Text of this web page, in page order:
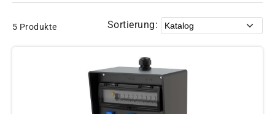
5 Produkte Sortierung: